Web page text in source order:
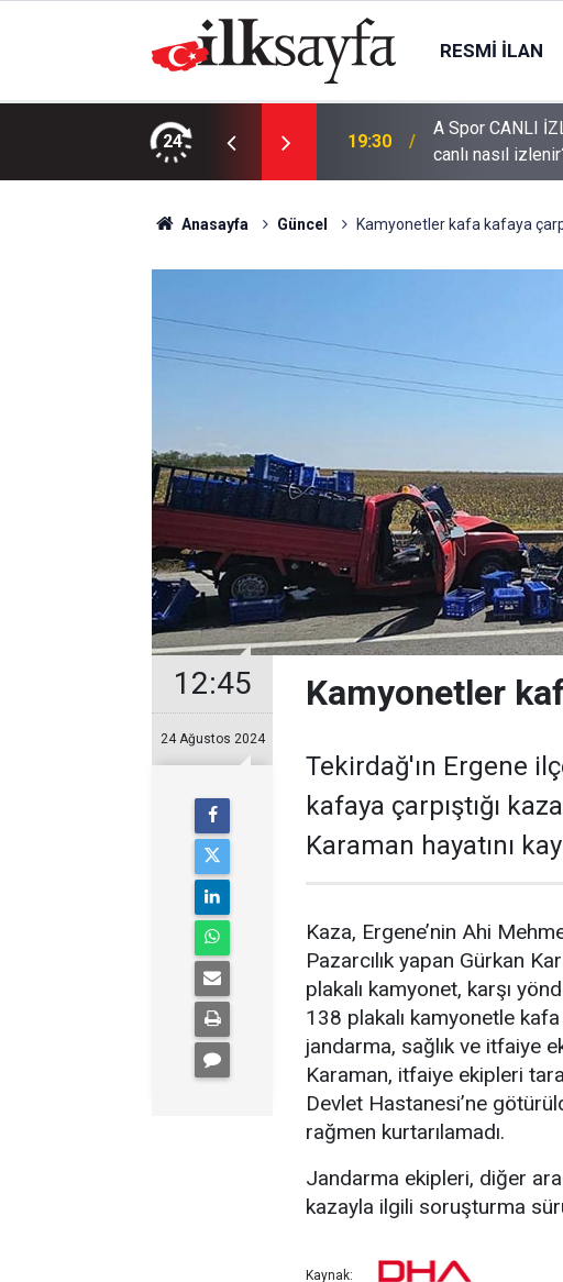
RESMI İLAN
24
13 araçlık zincirleme kaza 19:30
A Spor CANLI
canlı nasıl
Anasayfa Güncel Kamyonetler kafa kafaya
12:45
24 Ağustos 2024
Kamyonetler
Tekirdağ'ın Ergene
kafaya çarpıştığı
Karaman hayatını
Kaza, Ergene’nin Ahi
Pazarcılık yapan Gürkan
plakalı kamyonet, karşı
138 plakalı kamyonetle
jandarma, sağlık ve itfaiye
Karaman, itfaiye ekipleri
Devlet Hastanesi’ne
rağmen kurtarılamadı.
Jandarma ekipleri, diğer
kazayla ilgili soruşturma
Kaynak: